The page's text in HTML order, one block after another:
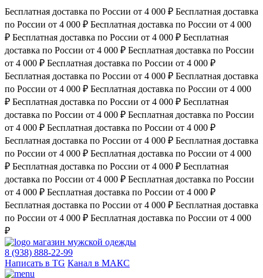
Бесплатная доставка по России от 4 000 ₽ Бесплатная доставка
по России от 4 000 ₽ Бесплатная доставка по России от 4 000
₽ Бесплатная доставка по России от 4 000 ₽ Бесплатная
доставка по России от 4 000 ₽ Бесплатная доставка по России
от 4 000 ₽ Бесплатная доставка по России от 4 000 ₽
Бесплатная доставка по России от 4 000 ₽ Бесплатная доставка
по России от 4 000 ₽ Бесплатная доставка по России от 4 000
₽ Бесплатная доставка по России от 4 000 ₽ Бесплатная
доставка по России от 4 000 ₽ Бесплатная доставка по России
от 4 000 ₽ Бесплатная доставка по России от 4 000 ₽
Бесплатная доставка по России от 4 000 ₽ Бесплатная доставка
по России от 4 000 ₽ Бесплатная доставка по России от 4 000
₽ Бесплатная доставка по России от 4 000 ₽ Бесплатная
доставка по России от 4 000 ₽ Бесплатная доставка по России
от 4 000 ₽ Бесплатная доставка по России от 4 000 ₽
Бесплатная доставка по России от 4 000 ₽ Бесплатная доставка
по России от 4 000 ₽ Бесплатная доставка по России от 4 000
₽
магазин мужской одежды
8 (938) 888-22-99
Написать в TG Канал в МАКС